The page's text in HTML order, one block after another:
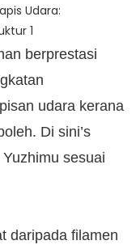
berprestasi
udara kerana
Di sini’s
sesuai
daripada filamen